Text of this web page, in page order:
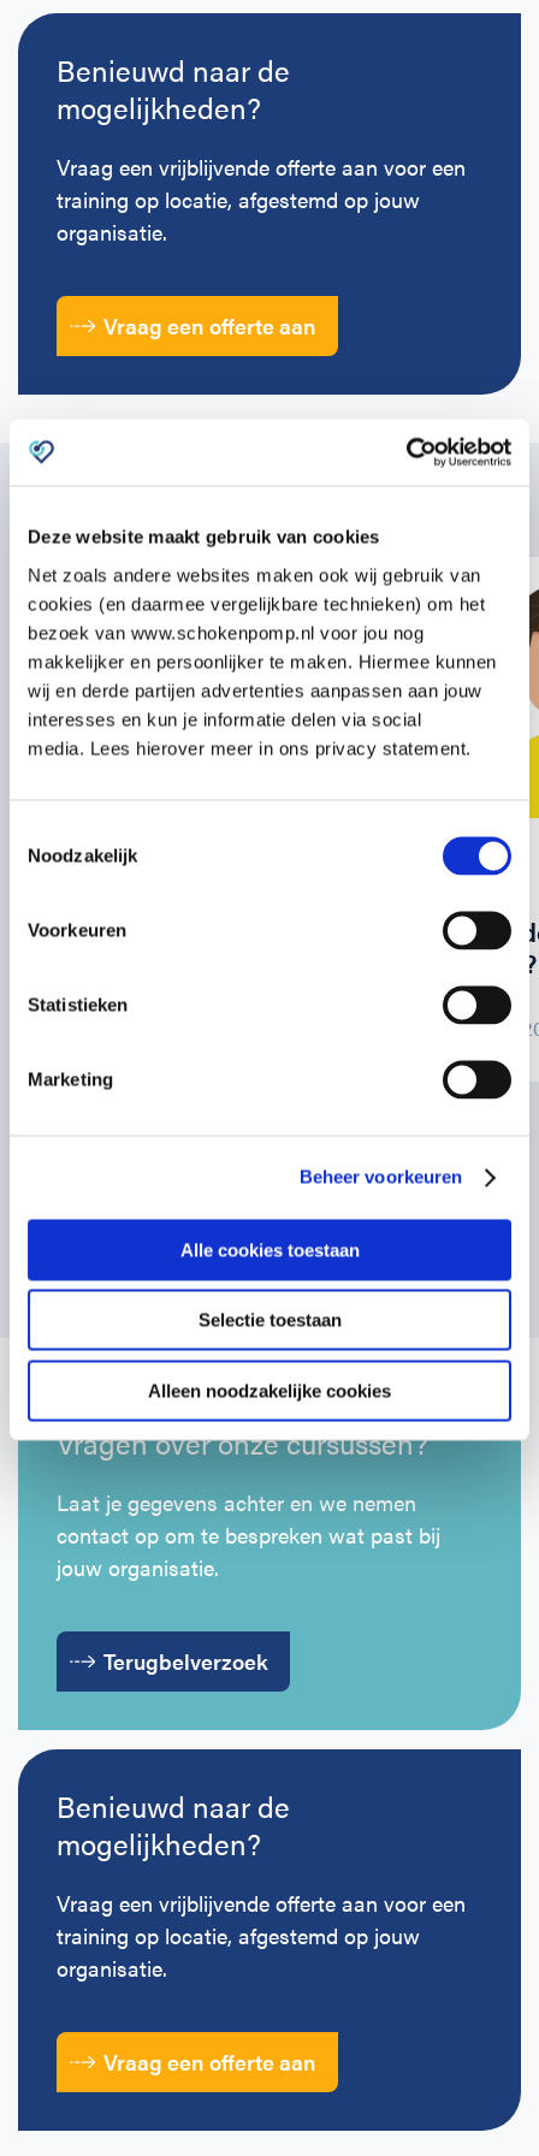
Deze website maakt gebruik van cookies
Net zoals andere websites maken ook wij gebruik van
cookies (en daarmee vergelijkbare technieken) om het
bezoek van www.schokenpomp.nl voor jou nog
makkelijker en persoonlijker te maken. Hiermee kunnen
wij en derde partijen advertenties aanpassen aan jouw
interesses en kun je informatie delen via social
media. Lees hierover meer in ons privacy statement.
Noodzakelijk
Voorkeuren
Statistieken
Marketing
Beheer voorkeuren
Alle cookies toestaan
Selectie toestaan
Alleen noodzakelijke cookies
Benieuwd naar de
mogelijkheden?
Vraag een vrijblijvende offerte aan voor een
training op locatie, afgestemd op jouw
organisatie.
Vraag een offerte aan
Alles wat je moet
blog
Wat te
oorpijn?
12 juni
Bekijk alle artikelen
Vragen over onze cursussen?
Laat je gegevens achter en we nemen
contact op om te bespreken wat past bij
jouw organisatie.
Terugbelverzoek
Benieuwd naar de
mogelijkheden?
Vraag een vrijblijvende offerte aan voor een
training op locatie, afgestemd op jouw
organisatie.
Vraag een offerte aan